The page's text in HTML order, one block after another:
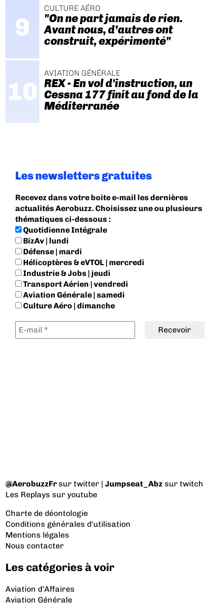
CULTURE AÉRO
"On ne part jamais de rien.
Avant nous, d’autres ont
construit, expérimenté"
AVIATION GÉNÉRALE
REX - En vol d'instruction, un
Cessna 177 finit au fond de la
Méditerranée
Les newsletters gratuites
Recevez dans votre boite e-mail les dernières
actualités Aerobuzz. Choisissez une ou plusieurs
thématiques ci-dessous :
Quotidienne Intégrale
BizAv | lundi
Défense | mardi
Hélicoptères & eVTOL | mercredi
Industrie & Jobs | jeudi
Transport Aérien | vendredi
Aviation Générale | samedi
Culture Aéro | dimanche
@AerobuzzFrsur twitter |Jumpseat_Abz sur twitch
Les Replays sur youtube
Charte de déontologie
Conditions générales d'utilisation
Mentions légales
Nous contacter
Les catégories à voir
Aviation d’Affaires
Aviation Générale